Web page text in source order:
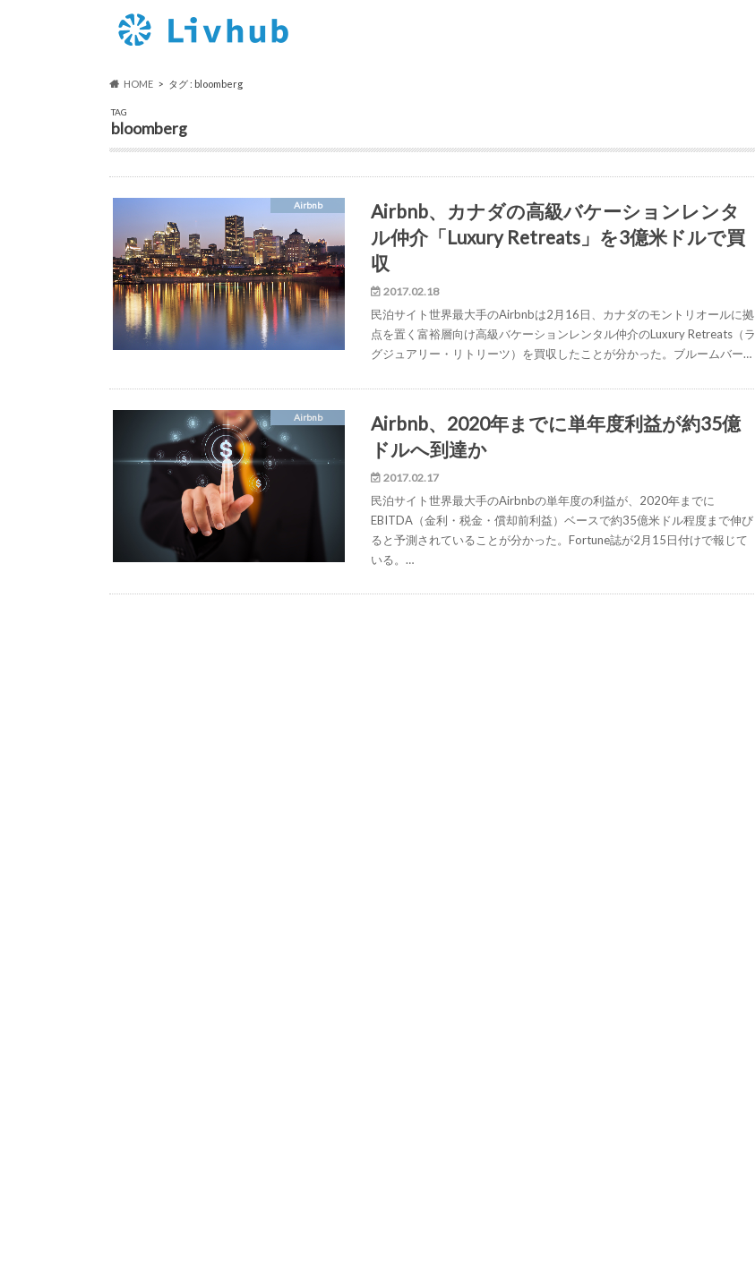
HOME タグ : bloomberg
TAG
bloomberg
Airbnb
Airbnb、カナダの高級バケーションレンタ
ル仲介「Luxury Retreats」を3億米ドルで買
収
2017.02.18
民泊サイト世界最大手のAirbnbは2月16日、カナダのモントリオールに拠
点を置く富裕層向け高級バケーションレンタル仲介のLuxury Retreats（ラ
グジュアリー・リトリーツ）を買収したことが分かった。ブルームバー…
Airbnb
Airbnb、2020年までに単年度利益が約35億
ドルへ到達か
2017.02.17
民泊サイト世界最大手のAirbnbの単年度の利益が、2020年までに
EBITDA（金利・税金・償却前利益）ベースで約35億米ドル程度まで伸び
ると予測されていることが分かった。Fortune誌が2月15日付けで報じて
いる。…